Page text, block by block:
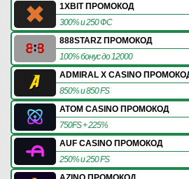
1XBIT ПРОМОКОД
300% и 250 ФС
888STARZ ПРОМОКОД
100% бонус до 12000
ADMIRAL X CASINO
850% и 850 FS
ATOM CASINO ПРОМОКОД
750FS + 225%
AUF CASINO ПРОМОКОД
250% и 250 FS